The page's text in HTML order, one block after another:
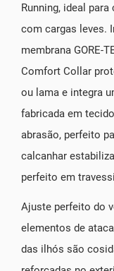
Running, ideal
com cargas leves.
membrana GORE-
Comfort Collar
ou lama e integra
fabricada em
abrasão, perfeito
calcanhar
perfeito em
Ajuste perfeito do
elementos de
das ilhós são